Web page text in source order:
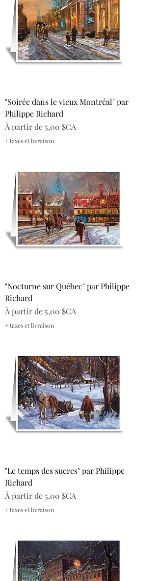
"Soirée dans le vieux Montréal" par
Philippe Richard
À partir de 5,00 $CA
Prix promotionnel
+ taxes et livraison
"Nocturne sur Québec" par Philippe
Richard
À partir de 5,00 $CA
Prix promotionnel
+ taxes et livraison
"Le temps des sucres" par Philippe
Richard
À partir de 5,00 $CA
Prix promotionnel
+ taxes et livraison